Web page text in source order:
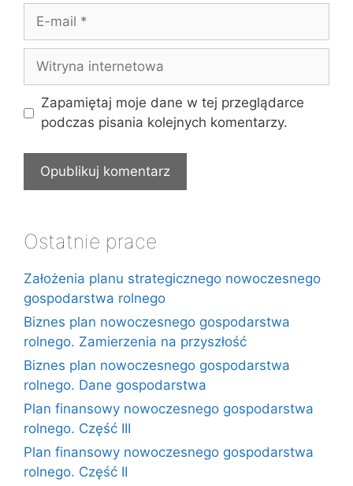
Witryna
internetowa
Zapamiętaj moje dane w tej przeglądarce
podczas pisania kolejnych komentarzy.
Ostatnie prace
Założenia planu strategicznego nowoczesnego
gospodarstwa rolnego
Biznes plan nowoczesnego gospodarstwa
rolnego. Zamierzenia na przyszłość
Biznes plan nowoczesnego gospodarstwa
rolnego. Dane gospodarstwa
Plan finansowy nowoczesnego gospodarstwa
rolnego. Część III
Plan finansowy nowoczesnego gospodarstwa
rolnego. Część II